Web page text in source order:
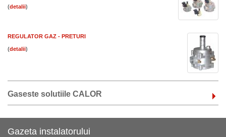
( )
REGULATOR GAZ - PRETURI
( )
Gaseste solutiile CALOR
Gazeta instalatorului